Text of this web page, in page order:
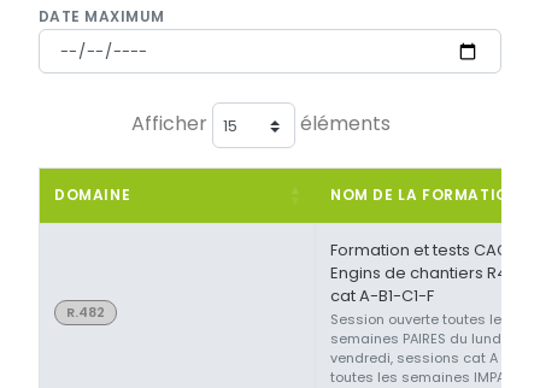
DATE MAXIMUM
Afficher éléments
DOMAINE NOM DE LA FORMATION
R.482
Formation et tests CACES®
Engins de chantiers R482
cat A-B1-C1-F
Session ouverte toutes les
semaines PAIRES du lundi au
vendredi, sessions cat A ou F
toutes les semaines IMPAIRES